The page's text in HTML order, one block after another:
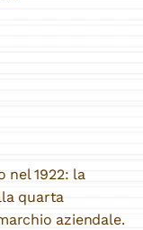
nel 1922: la
quarta
aziendale.